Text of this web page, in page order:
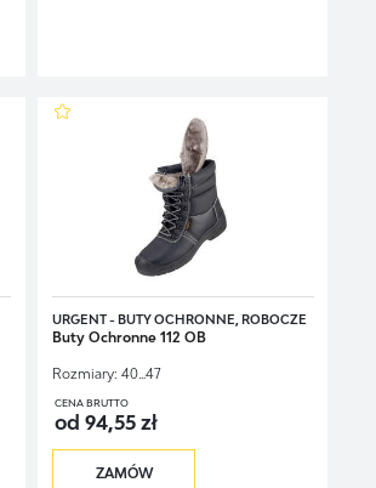
URGENT - BUTY OCHRONNE, ROBOCZE
Buty Ochronne 112 OB
Rozmiary: 40...47
CENA BRUTTO
od 94,55 zł
ZAMÓW